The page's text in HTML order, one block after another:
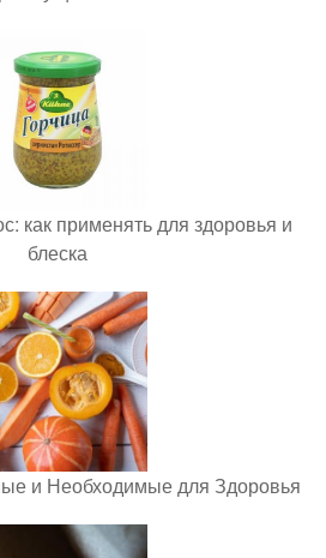
как применять для здоровья и
блеска
и Необходимые для Здоровья